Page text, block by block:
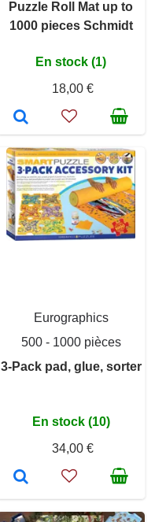
Puzzle Roll Mat up to
1000 pieces Schmidt
En stock (1)
18,00 €
Eurographics
500 - 1000 pièces
3-Pack pad, glue, sorter
En stock (10)
34,00 €